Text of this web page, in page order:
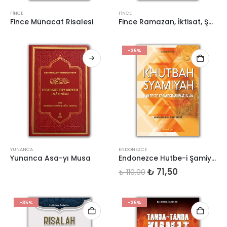
FINCE
Fince Münacat Risalesi
FINCE
Fince Ramazan, İktisat, Şükür Risaleleri
YUNANCA
Yunanca Asa-yı Musa
-35%
ENDONEZCE
Endonezce Hutbe-i Şamiye (Khutbah Syamiyah)
₺110,00 Orijinal
fiyat:
₺ 71,50
₺ 71,50.
-35% -35%